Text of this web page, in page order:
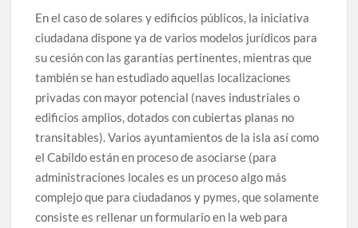
En el caso de solares y edificios públicos, la iniciativa
ciudadana dispone ya de varios modelos jurídicos para
su cesión con las garantías pertinentes, mientras que
también se han estudiado aquellas localizaciones
privadas con mayor potencial (naves industriales o
edificios amplios, dotados con cubiertas planas no
transitables). Varios ayuntamientos de la isla así como
el Cabildo están en proceso de asociarse (para
administraciones locales es un proceso algo más
complejo que para ciudadanos y pymes, que solamente
consiste es rellenar un formulario en la web para